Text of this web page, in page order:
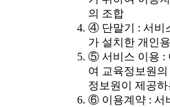
의 조합
④ 단말기 : 서비
가 설치한 개인
⑤ 서비스 이용 :
여 교육정보원
정보원이 제공
⑥ 이용계약 : 서